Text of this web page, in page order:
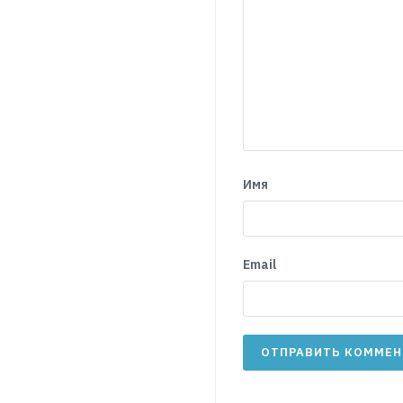
Имя
Email